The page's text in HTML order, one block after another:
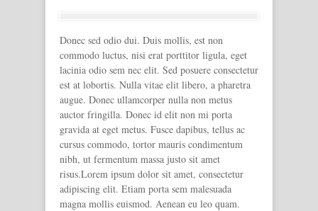
Donec sed odio dui. Duis mollis, est non
commodo luctus, nisi erat porttitor ligula, eget
lacinia odio sem nec elit. Sed posuere consectetur
est at lobortis. Nulla vitae elit libero, a pharetra
augue. Donec ullamcorper nulla non metus
auctor fringilla. Donec id elit non mi porta
gravida at eget metus. Fusce dapibus, tellus ac
cursus commodo, tortor mauris condimentum
nibh, ut fermentum massa justo sit amet
risus.Lorem ipsum dolor sit amet, consectetur
adipiscing elit. Etiam porta sem malesuada
magna mollis euismod. Aenean eu leo quam.